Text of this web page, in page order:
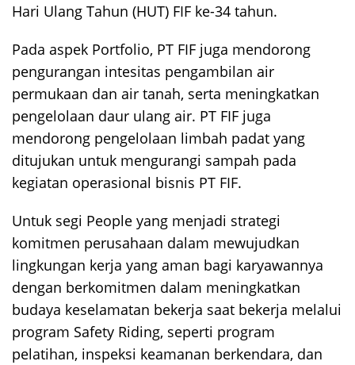
Hari Ulang Tahun (HUT) FIF ke-34 tahun.
Pada aspek Portfolio, PT FIF juga mendorong
pengurangan intesitas pengambilan air
permukaan dan air tanah, serta meningkatkan
pengelolaan daur ulang air. PT FIF juga
mendorong pengelolaan limbah padat yang
ditujukan untuk mengurangi sampah pada
kegiatan operasional bisnis PT FIF.
Untuk segi People yang menjadi strategi
komitmen perusahaan dalam mewujudkan
lingkungan kerja yang aman bagi karyawannya
dengan berkomitmen dalam meningkatkan
budaya keselamatan bekerja saat bekerja melalui
program Safety Riding, seperti program
pelatihan, inspeksi keamanan berkendara, dan